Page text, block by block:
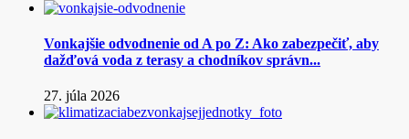
Vonkajšie odvodnenie od A po Z: Ako zabezpečiť, aby
dažďová voda z terasy a chodníkov správn...
27. júla 2026